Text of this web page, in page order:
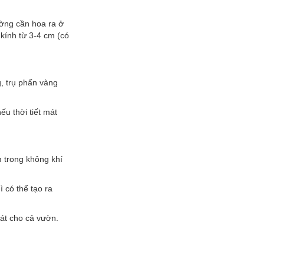
cần hoa ra ở
từ 3-4 cm (có
trụ phấn vàng
thời tiết mát
trong không khí
có thể tạo ra
cho cả vườn.